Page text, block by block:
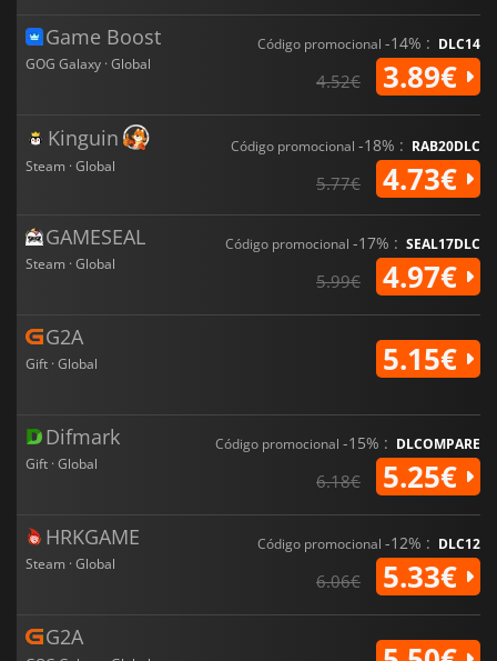
Game Boost
GOG Galaxy · Global
Código promocional -14% : DLC14
4.52€ 3.89€
Kinguin
Steam · Global
Código promocional -18% : RAB20DLC
5.77€ 4.73€
GAMESEAL
Steam · Global
Código promocional -17% : SEAL17DLC
5.99€ 4.97€
G2A
Gift · Global 5.15€
Difmark
Gift · Global
Código promocional -15% : DLCOMPARE
6.18€ 5.25€
HRKGAME
Steam · Global
Código promocional -12% : DLC12
6.06€ 5.33€
G2A